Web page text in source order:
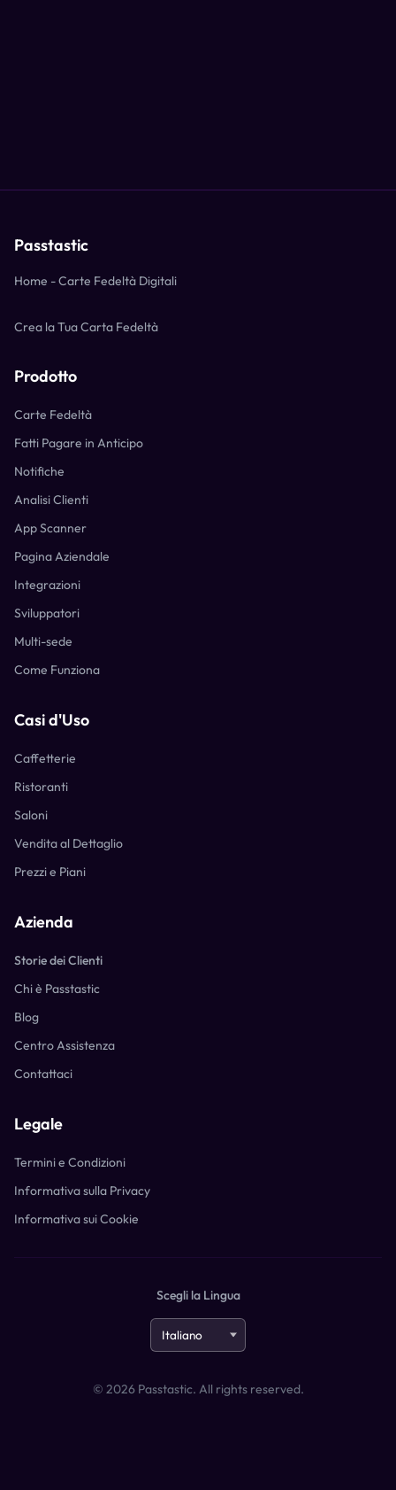
Passtastic
Home - Carte Fedeltà Digitali
Crea la Tua Carta Fedeltà
Prodotto
Carte Fedeltà
Fatti Pagare in Anticipo
Notifiche
Analisi Clienti
App Scanner
Pagina Aziendale
Integrazioni
Sviluppatori
Multi-sede
Come Funziona
Casi d'Uso
Caffetterie
Ristoranti
Saloni
Vendita al Dettaglio
Prezzi e Piani
Azienda
Storie dei Clienti
Chi è Passtastic
Blog
Centro Assistenza
Contattaci
Legale
Termini e Condizioni
Informativa sulla Privacy
Informativa sui Cookie
Scegli la Lingua
© 2026Passtastic. All rights reserved.